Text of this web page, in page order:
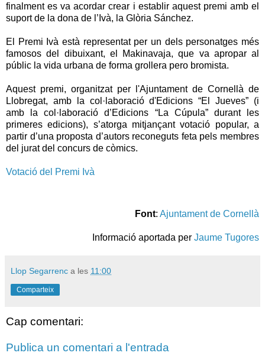
finalment es va acordar crear i establir aquest premi amb el
suport de la dona de l’Ivà, la Glòria Sánchez.
El Premi Ivà està representat per un dels personatges més
famosos del dibuixant, el Makinavaja, que va apropar al
públic la vida urbana de forma grollera pero bromista.
Aquest premi, organitzat per l'Ajuntament de Cornellà de
Llobregat, amb la col·laboració d'Edicions “El Jueves” (i
amb la col·laboració d’Edicions “La Cúpula” durant les
primeres edicions), s’atorga mitjançant votació popular, a
partir d’una proposta d’autors reconeguts feta pels membres
del jurat del concurs de còmics.
Votació del Premi Ivà
Font: Ajuntament de Cornellà
Informació aportada per Jaume Tugores
Llop Segarrenc a les 11:00
Comparteix
Cap comentari:
Publica un comentari a l'entrada